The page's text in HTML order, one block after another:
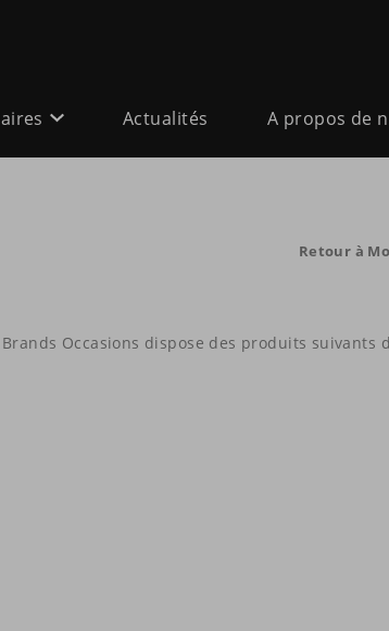
Actualités A propos de
Retour à
Brands Occasions dispose des produits suivants